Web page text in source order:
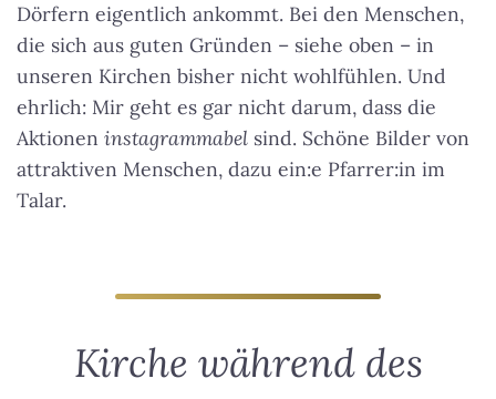
Dörfern eigentlich ankommt. Bei den Menschen,
die sich aus guten Gründen – siehe oben – in
unseren Kirchen bisher nicht wohlfühlen. Und
ehrlich: Mir geht es gar nicht darum, dass die
Aktionen instagrammabel sind. Schöne Bilder von
attraktiven Menschen, dazu ein:e Pfarrer:in im
Talar.
Kirche während des